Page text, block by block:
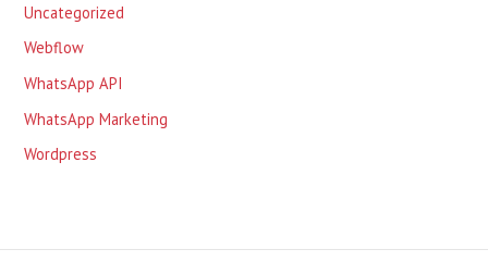
Uncategorized
Webflow
WhatsApp API
WhatsApp Marketing
Wordpress